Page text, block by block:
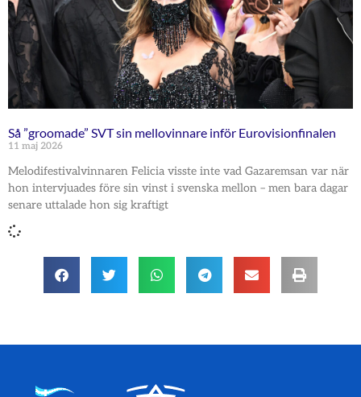
Så ”groomade” SVT sin mellovinnare inför Eurovisionfinalen
11 maj 2026
Melodifestivalvinnaren Felicia visste inte vad Gazaremsan var när
hon intervjuades före sin vinst i svenska mellon – men bara dagar
senare uttalade hon sig kraftigt